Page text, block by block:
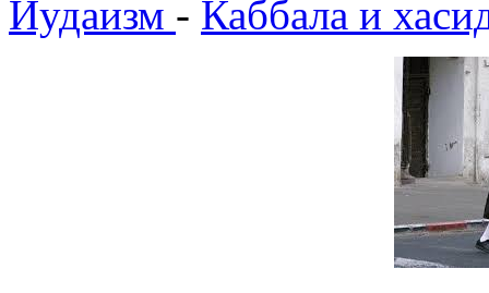
Иудаизм - Каббала и